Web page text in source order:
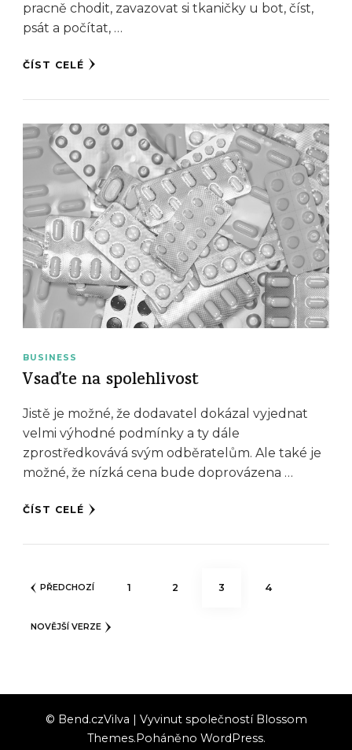
pracně chodit, zavazovat si tkaničky u bot, číst,
psát a počítat, …
ČÍST CELÉ
BUSINESS
Vsaďte na spolehlivost
Jistě je možné, že dodavatel dokázal vyjednat
velmi výhodné podmínky a ty dále
zprostředkovává svým odběratelům. Ale také je
možné, že nízká cena bude doprovázena …
ČÍST CELÉ
Stránkování
PŘEDCHOZÍ STRÁNKA
1 STRÁNKA
2 STRÁNKA
3 STRÁNKA
4
NOVĚJŠÍ VERZE
© Bend.czVilva | Vyvinut společností Blossom
Themes.Poháněno WordPress.